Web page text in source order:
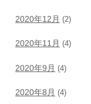
2020年12月 (2)
2020年11月 (4)
2020年9月 (4)
2020年8月 (4)